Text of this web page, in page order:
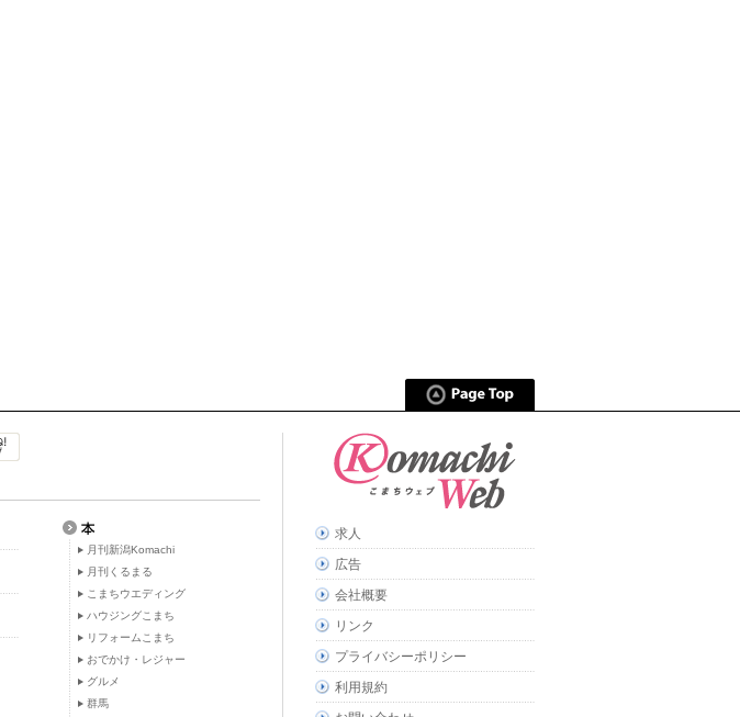
月刊新潟Komachi
月刊くるまる
こまちウエディング
ハウジングこまち
リフォームこまち
おでかけ・レジャー
グルメ
群馬
求人
広告
会社概要
リンク
プライバシーポリシー
利用規約